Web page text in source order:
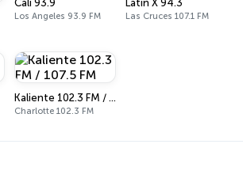
Cali 93.9
Los Angeles 93.9 FM
Latin X 94.3
Las Cruces 107.1 FM
Kaliente 102.3 FM / 107.5 FM
Charlotte 102.3 FM